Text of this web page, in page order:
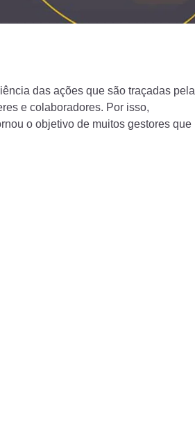
das ações que são traçadas pela
e colaboradores. Por isso,
o objetivo de muitos gestores que